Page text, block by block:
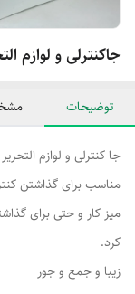
جاکنترلی و لوازم
توضیحات
جا کنترلی و لوازم التحریر
مناسب برای گذاشتن
میز کار و حتی برای
کرد.
زیبا و جمع و جور